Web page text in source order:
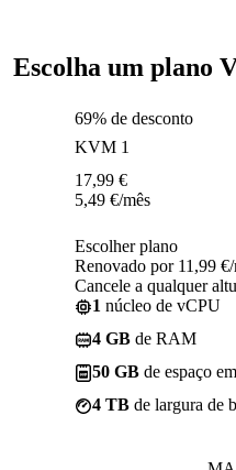
Escolha um plano
69% de desconto
KVM 1
17,99 €
5,49 €/mês
Escolher plano
Renovado por 11,99
Cancele a qualquer
1 núcleo de vCPU
4 GB de RAM
50 GB de espaço
4 TB de largura de